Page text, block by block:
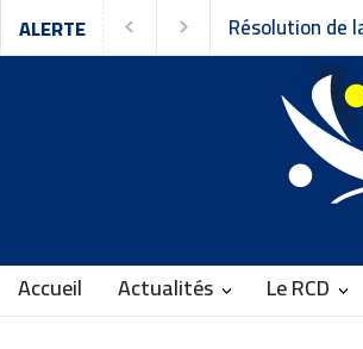
ALERTE Résolution de
Accueil Actualités Le RCD